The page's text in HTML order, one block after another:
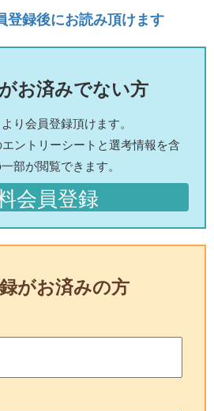
録後にお読み頂けます
お済みでない方
り会員登録頂けます。
ントリーシートと選考情報を含
部が閲覧できます。
会員登録
がお済みの方